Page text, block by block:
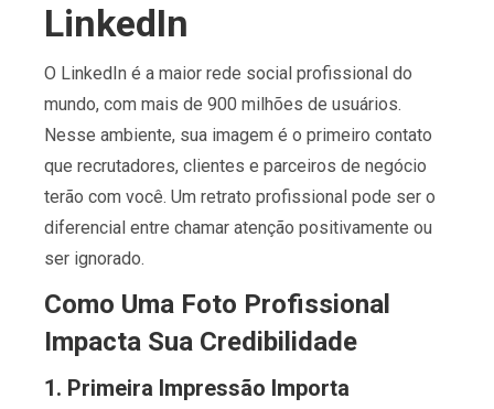
LinkedIn
O LinkedIn é a maior rede social profissional do
mundo, com mais de 900 milhões de usuários.
Nesse ambiente, sua imagem é o primeiro contato
que recrutadores, clientes e parceiros de negócio
terão com você. Um retrato profissional pode ser o
diferencial entre chamar atenção positivamente ou
ser ignorado.
Como Uma Foto Profissional
Impacta Sua Credibilidade
1. Primeira Impressão Importa